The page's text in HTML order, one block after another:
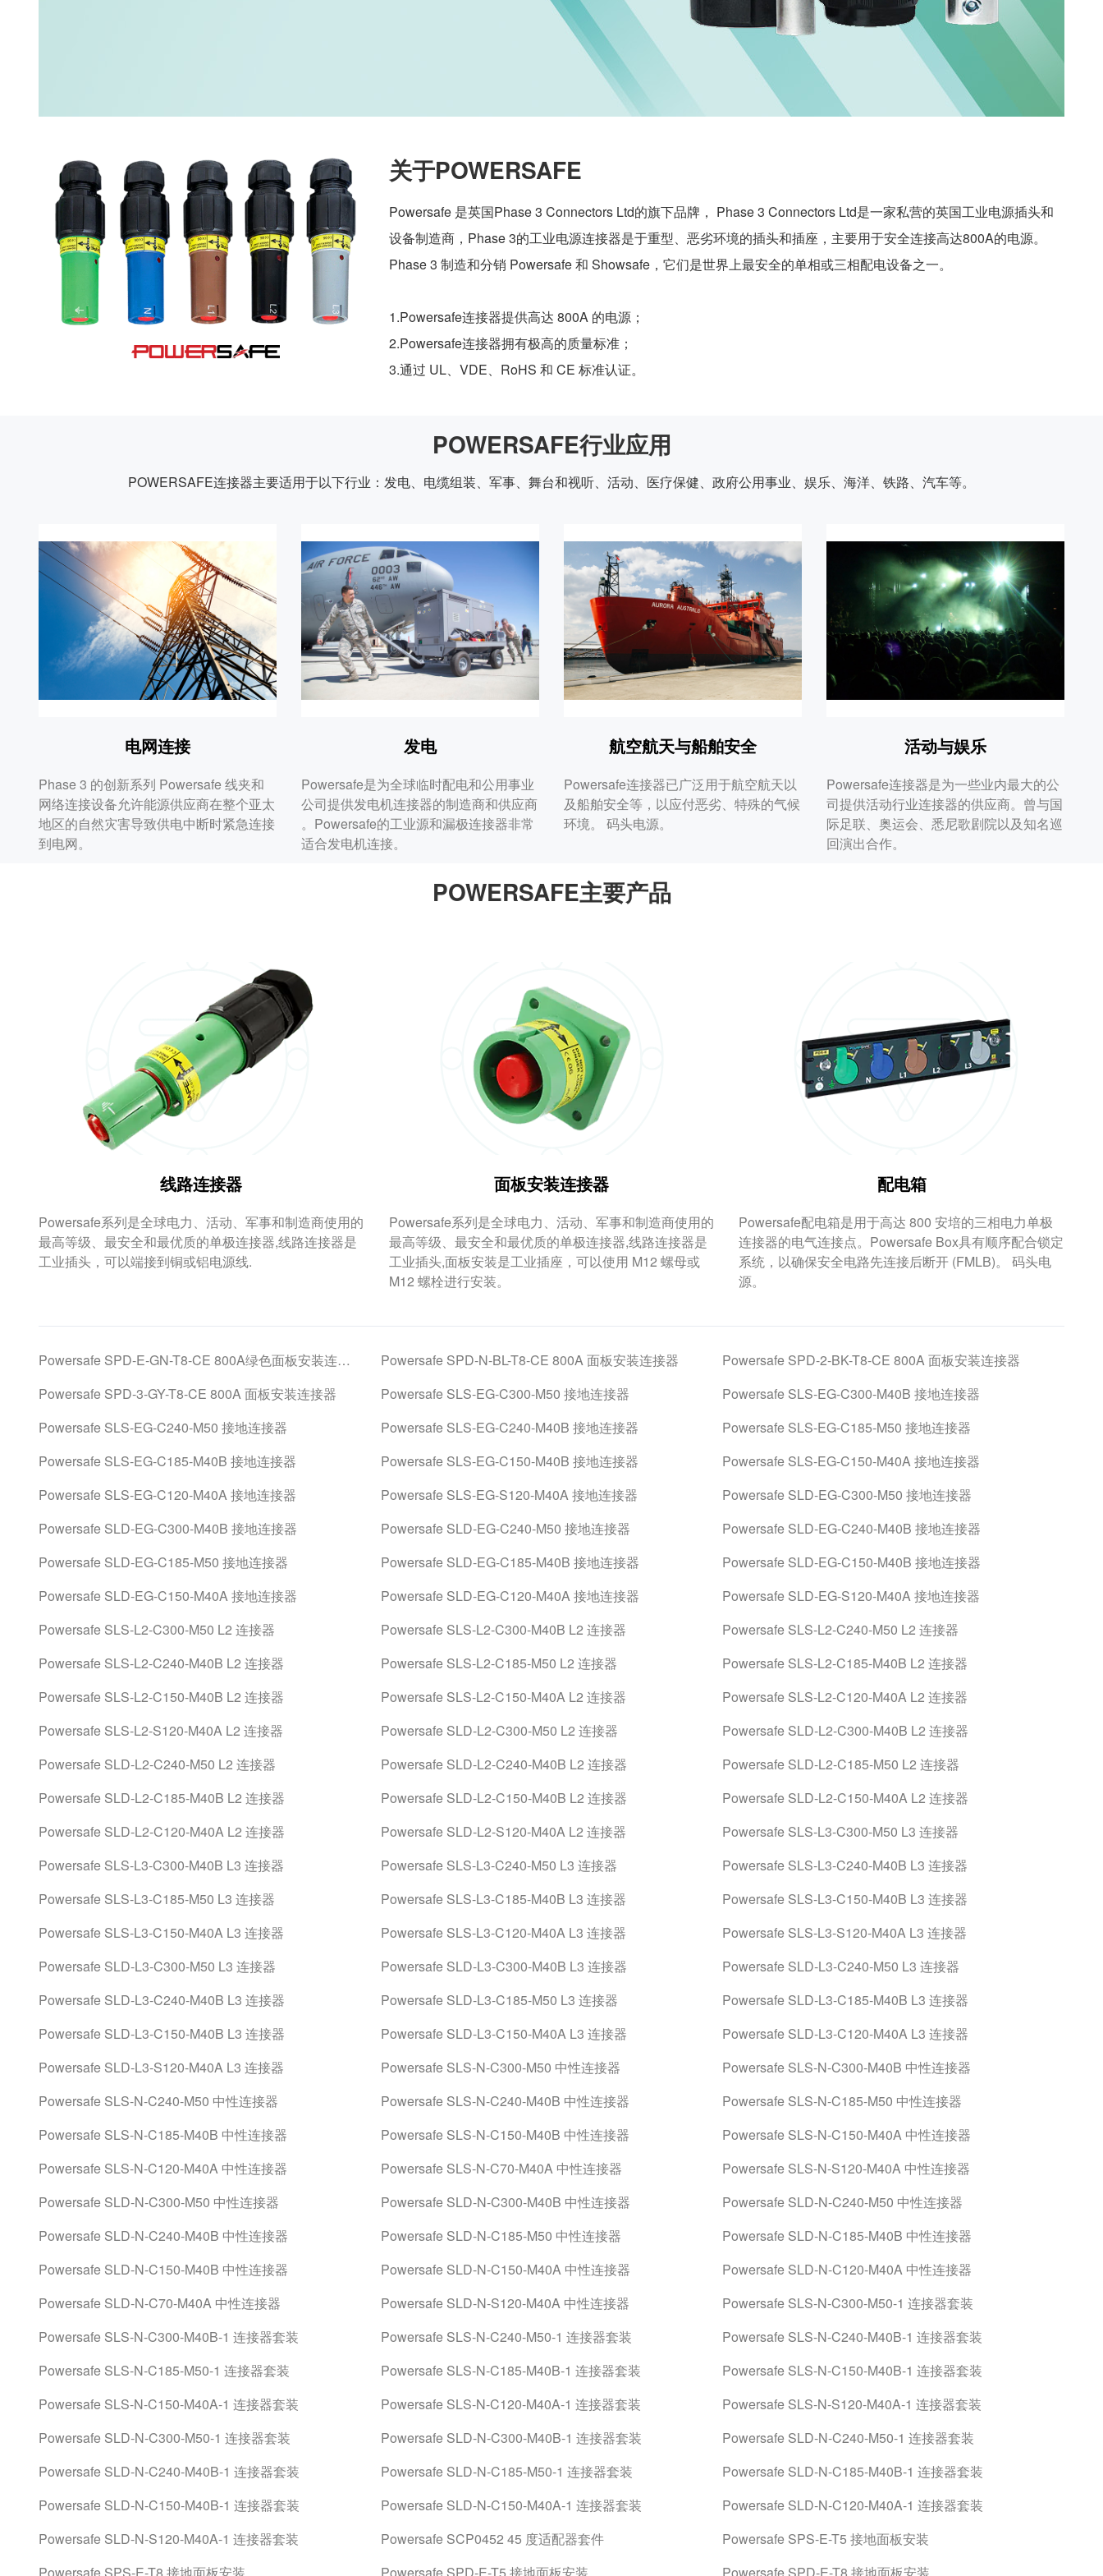
关于POWERSAFE
Powersafe 是英国Phase 3 Connectors Ltd的旗下品牌， Phase 3 Connectors Ltd是一家私营的英国工业电源插头和
设备制造商，Phase 3的工业电源连接器是于重型、恶劣环境的插头和插座，主要用于安全连接高达800A的电源。
Phase 3 制造和分销 Powersafe 和 Showsafe，它们是世界上最安全的单相或三相配电设备之一。
1.Powersafe连接器提供高达 800A 的电源；
2.Powersafe连接器拥有极高的质量标准；
3.通过 UL、VDE、RoHS 和 CE 标准认证。
POWERSAFE行业应用
POWERSAFE连接器主要适用于以下行业：发电、电缆组装、军事、舞台和视听、活动、医疗保健、政府公用事业、娱乐、海洋、铁路、汽车等。
电网连接
Phase 3 的创新系列 Powersafe 线夹和
网络连接设备允许能源供应商在整个亚太
地区的自然灾害导致供电中断时紧急连接
到电网。
发电
Powersafe是为全球临时配电和公用事业
公司提供发电机连接器的制造商和供应商
。Powersafe的工业源和漏极连接器非常
适合发电机连接。
航空航天与船舶安全
Powersafe连接器已广泛用于航空航天以
及船舶安全等，以应付恶劣、特殊的气候
环境。 码头电源。
活动与娱乐
Powersafe连接器是为一些业内最大的公
司提供活动行业连接器的供应商。曾与国
际足联、奥运会、悉尼歌剧院以及知名巡
回演出合作。
POWERSAFE主要产品
线路连接器
Powersafe系列是全球电力、活动、军事和制造商使用的
最高等级、最安全和最优质的单极连接器,线路连接器是
工业插头，可以端接到铜或铝电源线.
面板安装连接器
Powersafe系列是全球电力、活动、军事和制造商使用的
最高等级、最安全和最优质的单极连接器,线路连接器是
工业插头,面板安装是工业插座，可以使用 M12 螺母或
M12 螺栓进行安装。
配电箱
Powersafe配电箱是用于高达 800 安培的三相电力单极
连接器的电气连接点。Powersafe Box具有顺序配合锁定
系统，以确保安全电路先连接后断开 (FMLB)。 码头电
源。
Powersafe SPD-E-GN-T8-CE 800A绿色面板安装连接器 Powersafe SPD-N-BL-T8-CE 800A 面板安装连接器
Powersafe SPD-2-BK-T8-CE 800A 面板安装连接器
Powersafe SPD-3-GY-T8-CE 800A 面板安装连接器
Powersafe SLS-EG-C300-M50 接地连接器
Powersafe SLS-EG-C300-M40B 接地连接器
Powersafe SLS-EG-C240-M50 接地连接器
Powersafe SLS-EG-C240-M40B 接地连接器
Powersafe SLS-EG-C185-M50 接地连接器
Powersafe SLS-EG-C185-M40B 接地连接器
Powersafe SLS-EG-C150-M40B 接地连接器
Powersafe SLS-EG-C150-M40A 接地连接器
Powersafe SLS-EG-C120-M40A 接地连接器
Powersafe SLS-EG-S120-M40A 接地连接器
Powersafe SLD-EG-C300-M50 接地连接器
Powersafe SLD-EG-C300-M40B 接地连接器
Powersafe SLD-EG-C240-M50 接地连接器
Powersafe SLD-EG-C240-M40B 接地连接器
Powersafe SLD-EG-C185-M50 接地连接器
Powersafe SLD-EG-C185-M40B 接地连接器
Powersafe SLD-EG-C150-M40B 接地连接器
Powersafe SLD-EG-C150-M40A 接地连接器
Powersafe SLD-EG-C120-M40A 接地连接器
Powersafe SLD-EG-S120-M40A 接地连接器
Powersafe SLS-L2-C300-M50 L2 连接器
Powersafe SLS-L2-C300-M40B L2 连接器
Powersafe SLS-L2-C240-M50 L2 连接器
Powersafe SLS-L2-C240-M40B L2 连接器
Powersafe SLS-L2-C185-M50 L2 连接器
Powersafe SLS-L2-C185-M40B L2 连接器
Powersafe SLS-L2-C150-M40B L2 连接器
Powersafe SLS-L2-C150-M40A L2 连接器
Powersafe SLS-L2-C120-M40A L2 连接器
Powersafe SLS-L2-S120-M40A L2 连接器
Powersafe SLD-L2-C300-M50 L2 连接器
Powersafe SLD-L2-C300-M40B L2 连接器
Powersafe SLD-L2-C240-M50 L2 连接器
Powersafe SLD-L2-C240-M40B L2 连接器
Powersafe SLD-L2-C185-M50 L2 连接器
Powersafe SLD-L2-C185-M40B L2 连接器
Powersafe SLD-L2-C150-M40B L2 连接器
Powersafe SLD-L2-C150-M40A L2 连接器
Powersafe SLD-L2-C120-M40A L2 连接器
Powersafe SLD-L2-S120-M40A L2 连接器
Powersafe SLS-L3-C300-M50 L3 连接器
Powersafe SLS-L3-C300-M40B L3 连接器
Powersafe SLS-L3-C240-M50 L3 连接器
Powersafe SLS-L3-C240-M40B L3 连接器
Powersafe SLS-L3-C185-M50 L3 连接器
Powersafe SLS-L3-C185-M40B L3 连接器
Powersafe SLS-L3-C150-M40B L3 连接器
Powersafe SLS-L3-C150-M40A L3 连接器
Powersafe SLS-L3-C120-M40A L3 连接器
Powersafe SLS-L3-S120-M40A L3 连接器
Powersafe SLD-L3-C300-M50 L3 连接器
Powersafe SLD-L3-C300-M40B L3 连接器
Powersafe SLD-L3-C240-M50 L3 连接器
Powersafe SLD-L3-C240-M40B L3 连接器
Powersafe SLD-L3-C185-M50 L3 连接器
Powersafe SLD-L3-C185-M40B L3 连接器
Powersafe SLD-L3-C150-M40B L3 连接器
Powersafe SLD-L3-C150-M40A L3 连接器
Powersafe SLD-L3-C120-M40A L3 连接器
Powersafe SLD-L3-S120-M40A L3 连接器
Powersafe SLS-N-C300-M50 中性连接器
Powersafe SLS-N-C300-M40B 中性连接器
Powersafe SLS-N-C240-M50 中性连接器
Powersafe SLS-N-C240-M40B 中性连接器
Powersafe SLS-N-C185-M50 中性连接器
Powersafe SLS-N-C185-M40B 中性连接器
Powersafe SLS-N-C150-M40B 中性连接器
Powersafe SLS-N-C150-M40A 中性连接器
Powersafe SLS-N-C120-M40A 中性连接器
Powersafe SLS-N-C70-M40A 中性连接器
Powersafe SLS-N-S120-M40A 中性连接器
Powersafe SLD-N-C300-M50 中性连接器
Powersafe SLD-N-C300-M40B 中性连接器
Powersafe SLD-N-C240-M50 中性连接器
Powersafe SLD-N-C240-M40B 中性连接器
Powersafe SLD-N-C185-M50 中性连接器
Powersafe SLD-N-C185-M40B 中性连接器
Powersafe SLD-N-C150-M40B 中性连接器
Powersafe SLD-N-C150-M40A 中性连接器
Powersafe SLD-N-C120-M40A 中性连接器
Powersafe SLD-N-C70-M40A 中性连接器
Powersafe SLD-N-S120-M40A 中性连接器
Powersafe SLS-N-C300-M50-1 连接器套装
Powersafe SLS-N-C300-M40B-1 连接器套装
Powersafe SLS-N-C240-M50-1 连接器套装
Powersafe SLS-N-C240-M40B-1 连接器套装
Powersafe SLS-N-C185-M50-1 连接器套装
Powersafe SLS-N-C185-M40B-1 连接器套装
Powersafe SLS-N-C150-M40B-1 连接器套装
Powersafe SLS-N-C150-M40A-1 连接器套装
Powersafe SLS-N-C120-M40A-1 连接器套装
Powersafe SLS-N-S120-M40A-1 连接器套装
Powersafe SLD-N-C300-M50-1 连接器套装
Powersafe SLD-N-C300-M40B-1 连接器套装
Powersafe SLD-N-C240-M50-1 连接器套装
Powersafe SLD-N-C240-M40B-1 连接器套装
Powersafe SLD-N-C185-M50-1 连接器套装
Powersafe SLD-N-C185-M40B-1 连接器套装
Powersafe SLD-N-C150-M40B-1 连接器套装
Powersafe SLD-N-C150-M40A-1 连接器套装
Powersafe SLD-N-C120-M40A-1 连接器套装
Powersafe SLD-N-S120-M40A-1 连接器套装
Powersafe SCP0452 45 度适配器套件
Powersafe SPS-E-T5 接地面板安装